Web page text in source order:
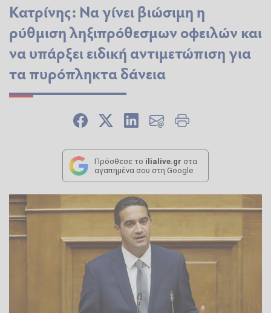
Κατρίνης: Να γίνει βιώσιμη η
ρύθμιση ληξιπρόθεσμων οφειλών και
να υπάρξει ειδική αντιμετώπιση για
τα πυρόπληκτα δάνεια
Πρόσθεσε το ilialive.gr στα
αγαπημένα σου στη Google